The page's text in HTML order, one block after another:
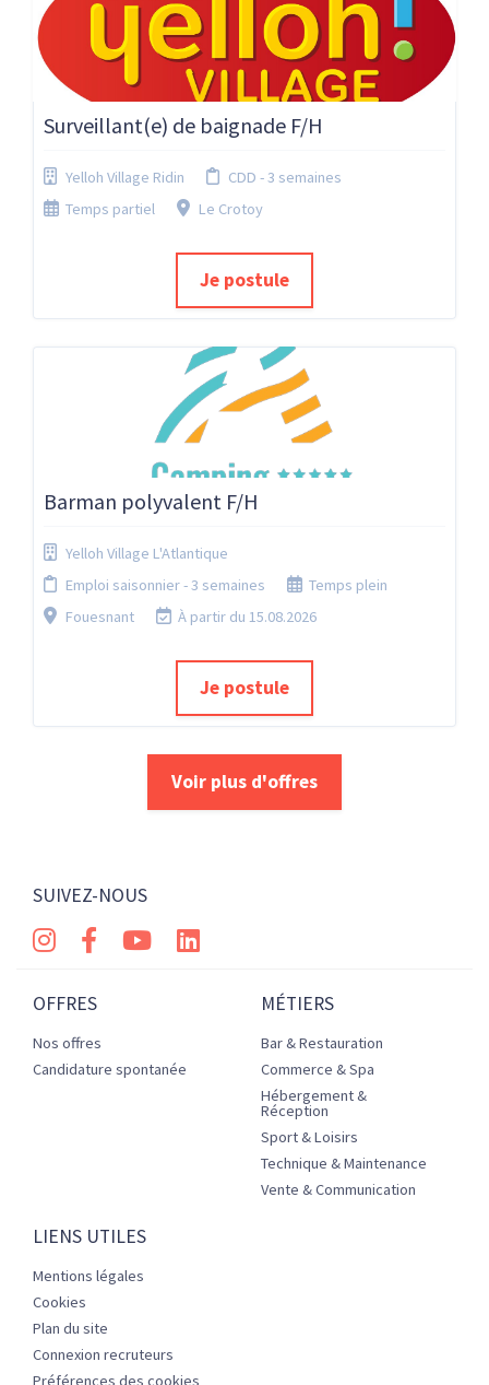
Surveillant(e) de baignade F/H
Yelloh Village Ridin
CDD - 3 semaines
Temps partiel
Le Crotoy
Je postule
Barman polyvalent F/H
Yelloh Village L'Atlantique
Emploi saisonnier - 3 semaines
Temps plein
Fouesnant
À partir du 15.08.2026
Je postule
Voir plus d'offres
SUIVEZ-NOUS
OFFRES
Nos offres
Candidature spontanée
MÉTIERS
Bar & Restauration
Commerce & Spa
Hébergement &
Réception
Sport & Loisirs
Technique & Maintenance
Vente & Communication
LIENS UTILES
Mentions légales
Cookies
Plan du site
Connexion recruteurs
Préférences des cookies